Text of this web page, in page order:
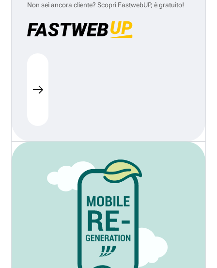
Non sei ancora cliente? Scopri FastwebUP, è gratuito!